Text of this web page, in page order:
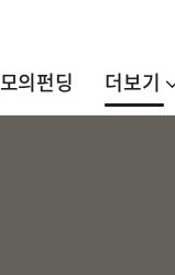
모의펀딩 더보기